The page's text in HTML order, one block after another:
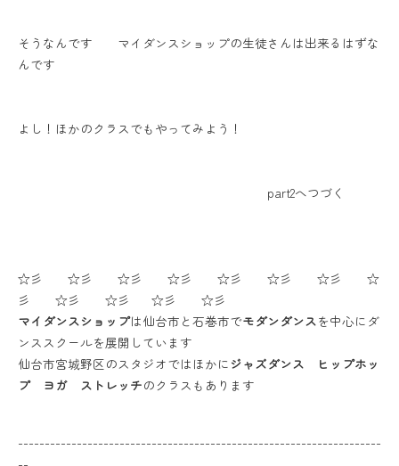
そうなんです マイダンスショップの生徒さんは出来るはずな
んです
よし！ほかのクラスでもやってみよう！
part2へつづく
☆彡 ☆彡 ☆彡 ☆彡 ☆彡 ☆彡 ☆彡 ☆
彡 ☆彡 ☆彡 ☆彡 ☆彡
マイダンスショップは仙台市と石巻市でモダンダンスを中心にダ
ンススクールを展開しています
仙台市宮城野区のスタジオではほかに ジャズダンス ヒップホッ
プ ヨガ ストレッチのクラスもあります
--------------------------------------------------------------------